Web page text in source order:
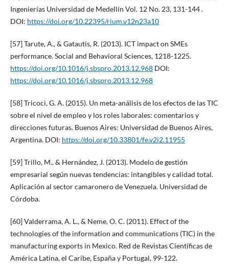
Ingenierías Universidad de Medellín Vol. 12 No. 23, 131-144 .
DOI: https://doi.org/10.22395/rium.v12n23a10
[57] Tarute, A., & Gatautis, R. (2013). ICT impact on SMEs
performance. Social and Behavioral Sciences, 1218-1225.
https://doi.org/10.1016/j.sbspro.2013.12.968DOI:
https://doi.org/10.1016/j.sbspro.2013.12.968
[58] Tricoci, G. A. (2015). Un meta-análisis de los efectos de las TIC
sobre el nivel de empleo y los roles laborales: comentarios y
direcciones futuras. Buenos Aires: Universidad de Buenos Aires,
Argentina. DOI: https://doi.org/10.33801/fe.v2i2.11955
[59] Trillo, M., & Hernández, J. (2013). Modelo de gestión
empresarial según nuevas tendencias: intangibles y calidad total.
Aplicación al sector camaronero de Venezuela. Universidad de
Córdoba.
[60] Valderrama, A. L., & Neme, O. C. (2011). Effect of the
technologies of the information and communications (TIC) in the
manufacturing exports in Mexico. Red de Revistas Científicas de
América Latina, el Caribe, España y Portugal, 99-122.